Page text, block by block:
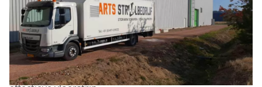
Bij Arts Straalbedrijf hebben we jarenlange ervaring in
het strippen van vloeren voor uiteenlopende sectoren,
waaronder bedrijfshallen, kantoren en industrie.
Met moderne Blastrac‑machines en professionele
technieken zorgen we voor een zorgvuldige én